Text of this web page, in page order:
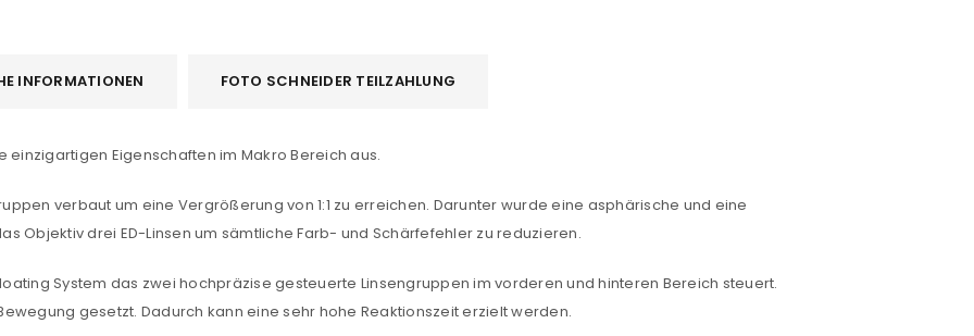
* E-Mail-Adresse*
INFORMATIONEN FOTO SCHNEIDER TEILZAHLUNG
einzigartigen Eigenschaften im Makro Bereich aus.
verbaut um eine Vergrößerung von 1:1 zu erreichen. Darunter wurde eine asphärische und eine
Objektiv drei ED-Linsen um sämtliche Farb- und Schärfefehler zu reduzieren.
System das zwei hochpräzise gesteuerte Linsengruppen im vorderen und hinteren Bereich steuert.
gesetzt. Dadurch kann eine sehr hohe Reaktionszeit erzielt werden.